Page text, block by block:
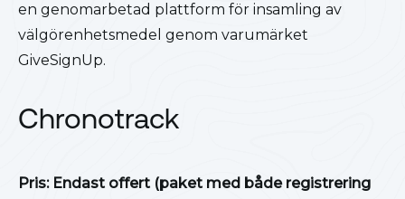
en genomarbetad plattform för insamling av
välgörenhetsmedel genom varumärket
GiveSignUp.
Chronotrack
Pris: Endast offert (paket med både registrering